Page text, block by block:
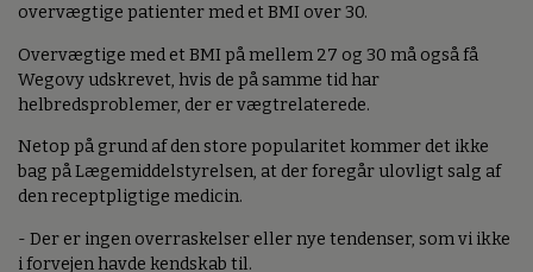
overvægtige patienter med et BMI over 30.
Overvægtige med et BMI på mellem 27 og 30 må også få
Wegovy udskrevet, hvis de på samme tid har
helbredsproblemer, der er vægtrelaterede.
Netop på grund af den store popularitet kommer det ikke
bag på Lægemiddelstyrelsen, at der foregår ulovligt salg af
den receptpligtige medicin.
- Der er ingen overraskelser eller nye tendenser, som vi ikke
i forvejen havde kendskab til.